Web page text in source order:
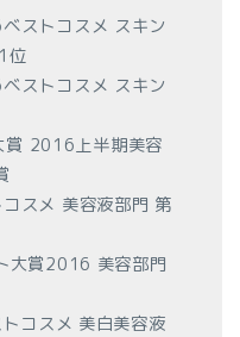
ストコスメ スキン
位
ストコスメ スキン
賞 2016上半期美容
スメ 美容液部門 第
大賞2016 美容部門
コスメ 美白美容液